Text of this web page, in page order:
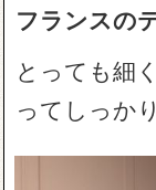
フランスの
とっても細
ってしっか